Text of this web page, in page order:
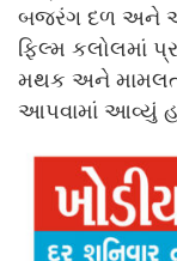
બજરંગ દળ અને
ફિલ્મ કલોલમાં
મથક અને
આપવામાં આવ્યું